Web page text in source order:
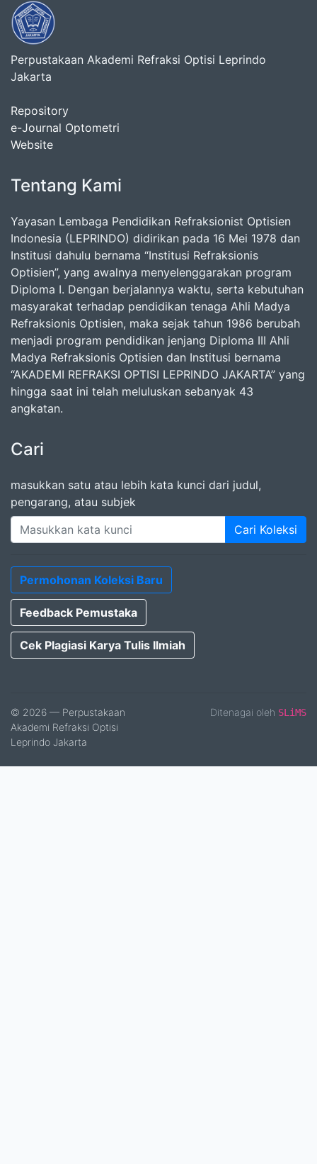
Perpustakaan Akademi Refraksi Optisi Leprindo
Jakarta
Repository
e-Journal Optometri
Website
Tentang Kami
Yayasan Lembaga Pendidikan Refraksionist Optisien
Indonesia (LEPRINDO) didirikan pada 16 Mei 1978 dan
Institusi dahulu bernama “Institusi Refraksionis
Optisien”, yang awalnya menyelenggarakan program
Diploma I. Dengan berjalannya waktu, serta kebutuhan
masyarakat terhadap pendidikan tenaga Ahli Madya
Refraksionis Optisien, maka sejak tahun 1986 berubah
menjadi program pendidikan jenjang Diploma III Ahli
Madya Refraksionis Optisien dan Institusi bernama
“AKADEMI REFRAKSI OPTISI LEPRINDO JAKARTA” yang
hingga saat ini telah meluluskan sebanyak 43
angkatan.
Cari
masukkan satu atau lebih kata kunci dari judul,
pengarang, atau subjek
Cari Koleksi
Permohonan Koleksi Baru
Feedback Pemustaka
Cek Plagiasi Karya Tulis Ilmiah
© 2026 — Perpustakaan
Akademi Refraksi Optisi
Leprindo Jakarta
Ditenagai oleh SLiMS